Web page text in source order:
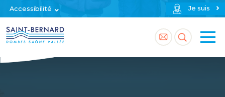
Accessibilité Je suis
Accéder
à
Accéder
à